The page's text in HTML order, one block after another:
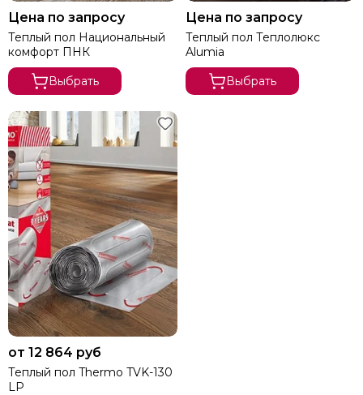
Nexans
Raychem
Thermo
Energy
Warmstad
Национальный комфорт
Теплолюкс
CTH
Цена по запросу
Теплый пол Национальный
комфорт ПНК
Выбрать
Цена по запросу
Теплый пол Теплолюкс
Alumia
Выбрать
от 12 864 руб
Теплый пол Thermo TVK-130
LP